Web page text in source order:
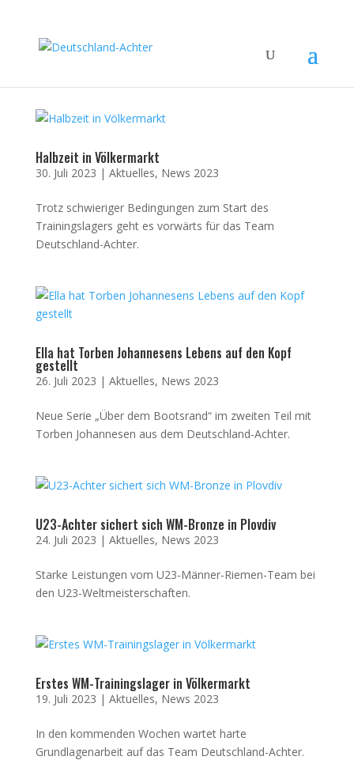
Halbzeit in Völkermarkt
30. Juli 2023 | Aktuelles, News 2023
Trotz schwieriger Bedingungen zum Start des
Trainingslagers geht es vorwärts für das Team
Deutschland-Achter.
Ella hat Torben Johannesens Lebens auf den Kopf
gestellt
26. Juli 2023 | Aktuelles, News 2023
Neue Serie „Über dem Bootsrand“ im zweiten Teil mit
Torben Johannesen aus dem Deutschland-Achter.
U23-Achter sichert sich WM-Bronze in Plovdiv
24. Juli 2023 | Aktuelles, News 2023
Starke Leistungen vom U23-Männer-Riemen-Team bei
den U23-Weltmeisterschaften.
Erstes WM-Trainingslager in Völkermarkt
19. Juli 2023 | Aktuelles, News 2023
In den kommenden Wochen wartet harte
Grundlagenarbeit auf das Team Deutschland-Achter.